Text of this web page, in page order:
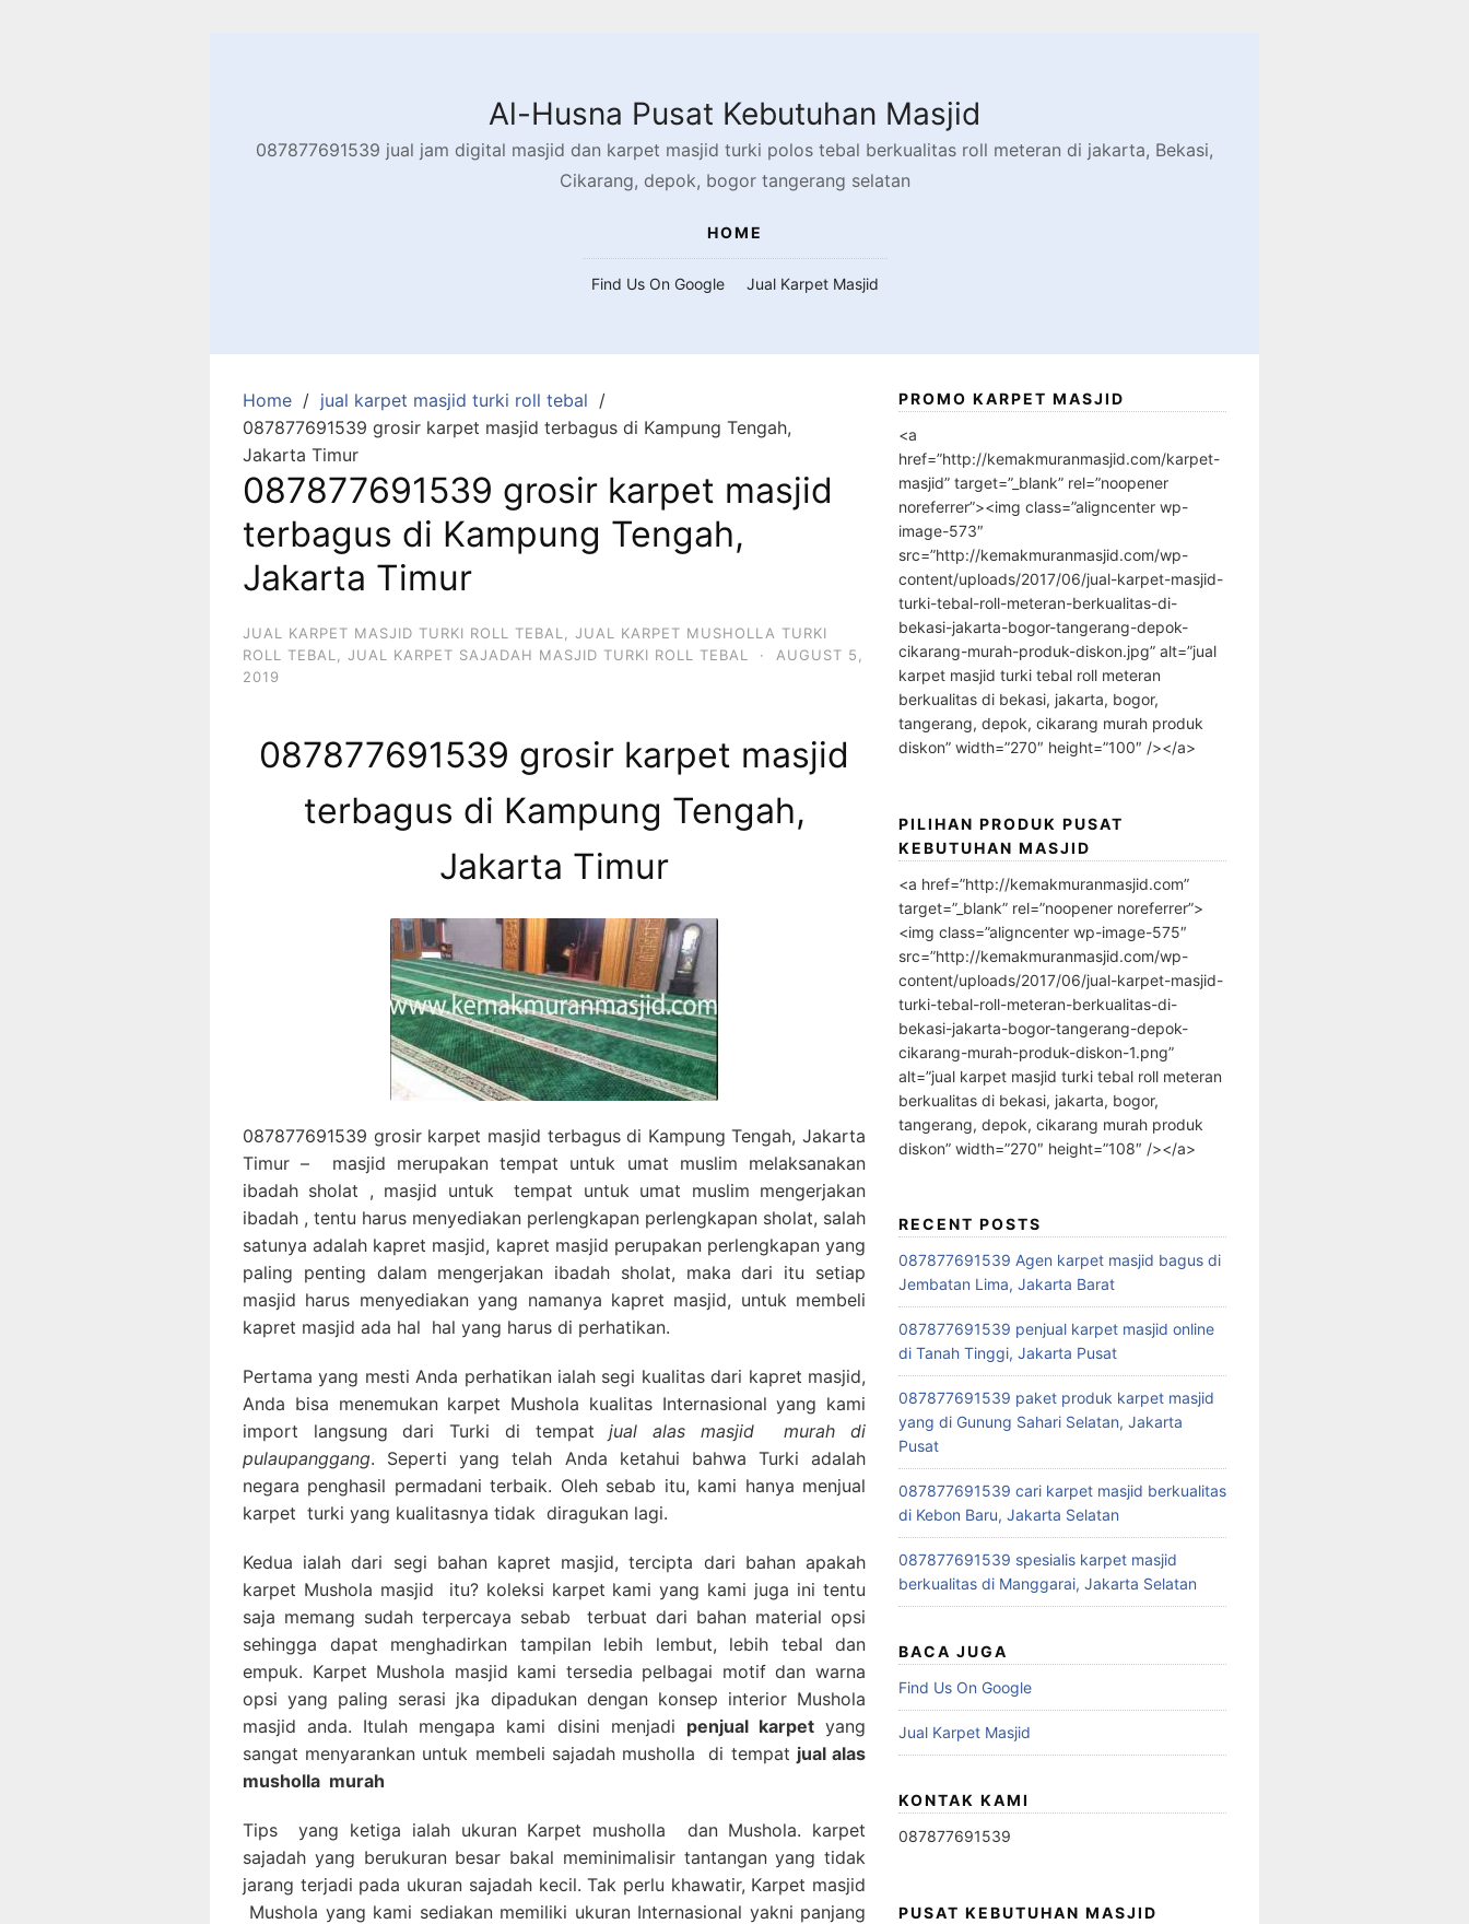
Al-Husna Pusat Kebutuhan Masjid
087877691539 jual jam digital masjid dan karpet masjid turki polos tebal berkualitas roll meteran di jakarta, Bekasi,
Cikarang, depok, bogor tangerang selatan
HOME
Find Us On Google Jual Karpet Masjid
Home
jual karpet masjid turki roll tebal
087877691539 grosir karpet masjid terbagus di Kampung Tengah,
Jakarta Timur
087877691539 grosir karpet masjid
terbagus di Kampung Tengah,
Jakarta Timur
JUAL KARPET MASJID TURKI ROLL TEBAL
JUAL KARPET MUSHOLLA TURKI
ROLL TEBAL
JUAL KARPET SAJADAH MASJID TURKI ROLL TEBAL ·
AUGUST 5,
2019
087877691539 grosir karpet masjid
terbagus di Kampung Tengah,
Jakarta Timur
087877691539 grosir karpet masjid terbagus di Kampung Tengah, Jakarta
Timur – masjid merupakan tempat untuk umat muslim melaksanakan
ibadah sholat , masjid untuk tempat untuk umat muslim mengerjakan
ibadah , tentu harus menyediakan perlengkapan perlengkapan sholat, salah
satunya adalah kapret masjid, kapret masjid perupakan perlengkapan yang
paling penting dalam mengerjakan ibadah sholat, maka dari itu setiap
masjid harus menyediakan yang namanya kapret masjid, untuk membeli
kapret masjid ada hal hal yang harus di perhatikan.
Pertama yang mesti Anda perhatikan ialah segi kualitas dari kapret masjid,
Anda bisa menemukan karpet Mushola kualitas Internasional yang kami
import langsung dari Turki di tempatjual alas masjid
murah di
pulaupanggang. Seperti yang telah Anda ketahui bahwa Turki adalah
negara penghasil permadani terbaik. Oleh sebab itu, kami hanya menjual
karpet turki yang kualitasnya tidak diragukan lagi.
Kedua ialah dari segi bahan kapret masjid, tercipta dari bahan apakah
karpet Mushola masjid itu? koleksi karpet kami yang kami juga ini tentu
saja memang sudah terpercaya sebab terbuat dari bahan material opsi
sehingga dapat menghadirkan tampilan lebih lembut, lebih tebal dan
empuk. Karpet Mushola masjid kami tersedia pelbagai motif dan warna
opsi yang paling serasi jka dipadukan dengan konsep interior Mushola
masjid anda. Itulah mengapa kami disini menjadi penjual karpetyang
sangat menyarankan untuk membeli sajadah musholla di tempat jual alas
musholla murah
Tips yang ketiga ialah ukuran Karpet musholla dan Mushola. karpet
sajadah yang berukuran besar bakal meminimalisir tantangan yang tidak
jarang terjadi pada ukuran sajadah kecil. Tak perlu khawatir, Karpet masjid
Mushola yang kami sediakan memiliki ukuran Internasional yakni panjang
PROMO KARPET MASJID
<a
href=”http://kemakmuranmasjid.com/karpet-
masjid” target=”_blank” rel=”noopener
noreferrer”><img class=”aligncenter wp-
image-573″
src=”http://kemakmuranmasjid.com/wp-
content/uploads/2017/06/jual-karpet-masjid-
turki-tebal-roll-meteran-berkualitas-di-
bekasi-jakarta-bogor-tangerang-depok-
cikarang-murah-produk-diskon.jpg” alt=”jual
karpet masjid turki tebal roll meteran
berkualitas di bekasi, jakarta, bogor,
tangerang, depok, cikarang murah produk
diskon” width=”270″ height=”100″ /></a>
PILIHAN PRODUK PUSAT
KEBUTUHAN MASJID
<a href=”http://kemakmuranmasjid.com”
target=”_blank” rel=”noopener noreferrer”>
<img class=”aligncenter wp-image-575″
src=”http://kemakmuranmasjid.com/wp-
content/uploads/2017/06/jual-karpet-masjid-
turki-tebal-roll-meteran-berkualitas-di-
bekasi-jakarta-bogor-tangerang-depok-
cikarang-murah-produk-diskon-1.png”
alt=”jual karpet masjid turki tebal roll meteran
berkualitas di bekasi, jakarta, bogor,
tangerang, depok, cikarang murah produk
diskon” width=”270″ height=”108″ /></a>
RECENT POSTS
087877691539 Agen karpet masjid bagus di
Jembatan Lima, Jakarta Barat
087877691539 penjual karpet masjid online
di Tanah Tinggi, Jakarta Pusat
087877691539 paket produk karpet masjid
yang di Gunung Sahari Selatan, Jakarta
Pusat
087877691539 cari karpet masjid berkualitas
di Kebon Baru, Jakarta Selatan
087877691539 spesialis karpet masjid
berkualitas di Manggarai, Jakarta Selatan
BACA JUGA
Find Us On Google
Jual Karpet Masjid
KONTAK KAMI
087877691539
PUSAT KEBUTUHAN MASJID